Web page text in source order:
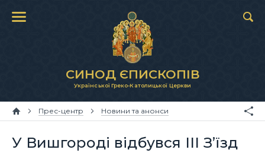
СИНОД ЄПИСКОПІВ
Української Греко-Католицької Церкви
Прес-центр Новини та анонси
У Вишгороді відбувся ІІІ З’їзд